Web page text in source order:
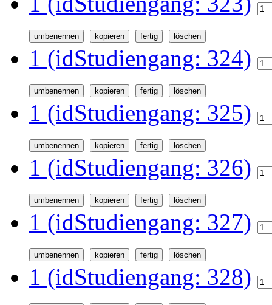
1 (idStudiengang: 324)
1 (idStudiengang: 325)
1 (idStudiengang: 326)
1 (idStudiengang: 327)
1 (idStudiengang: 328)